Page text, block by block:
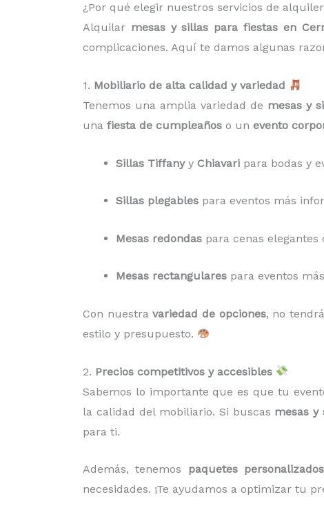
¿Por qué elegir nuestros servicios de
Alquilar mesas y sillas para fiestas en
complicaciones. Aquí te damos algunas
1. Mobiliario de alta calidad y variedad
Tenemos una amplia variedad de mesas y
una fiesta de cumpleaños o un evento
Sillas Tiffanyy Chiavari para bodas y
Sillas plegables para eventos más
Mesas redondas para cenas elegantes
Mesas rectangulares para eventos
Con nuestravariedad de opciones, no
estilo y presupuesto.
2. Precios competitivos y accesibles
Sabemos lo importante que es que tu
la calidad del mobiliario. Si buscas mesas y
para ti.
Además, tenemos paquetes personalizados
necesidades. ¡Te ayudamos a optimizar tu